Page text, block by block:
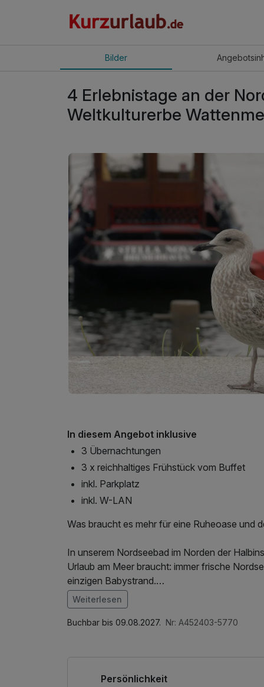
Bilder Angebot
4 Erlebnistage an der
Weltkulturerbe
In diesem Angebot inklusive
3 Übernachtungen
3 x reichhaltiges Frühstück vom Buffet
inkl. Parkplatz
inkl. W-LAN
Was braucht es mehr für eine Ruheoase und
In unserem Nordseebad im Norden der Halbinsel Butjadingen finden Sie alles, was es für einen tollen
Urlaub am Meer braucht: immer frische
einzigen Babystrand.
Lauschen Sie im Strandkorb dem
Meeresboden oder fangen Sie kleine Krebse.
Weiterlesen
Buchbar bis 09.08.2027. Nr: A452403-5770
Persönlichkeit